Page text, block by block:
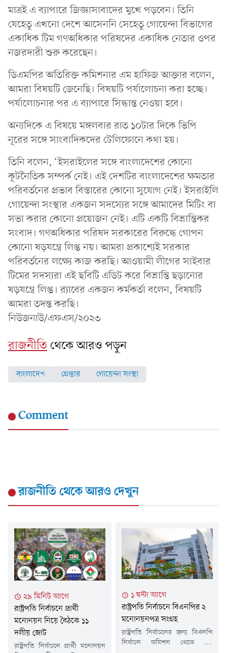
মাত্রই এ ব্যাপারে জিজ্ঞাসাবাদের মুখে পড়বেন। তিনি
যেহেতু এখনো দেশে আসেননি সেহেতু গোয়েন্দা বিভাগের
একাধিক টিম গণঅধিকার পরিষদের একাধিক নেতার ওপর
নজরদারী শুরু করেছেন।
ডিএমপির অতিরিক্ত কমিশনার এম হাফিজ আক্তার বলেন,
আমরা বিষয়টি জেনেছি। বিষয়টি পর্যালোচনা করা হচ্ছে।
পর্যালোচনার পর এ ব্যাপারে সিদ্ধান্ত নেওয়া হবে।
অন্যদিকে এ বিষয়ে মঙ্গলবার রাত ১০টার দিকে ভিপি
নূরের সঙ্গে সাংবাদিকদের টেলিফোনে কথা হয়।
তিনি বলেন, ‘ইসরাইলের সঙ্গে বাংলাদেশের কোনো
কূটনৈতিক সম্পর্ক নেই। এই দেশটির বাংলাদেশের ক্ষমতার
পরিবর্তনের প্রভাব বিস্তারের কোনো সুযোগ নেই। ইসরাইলি
গোয়েন্দা সংস্থার একজন সদস্যের সঙ্গে আমাদের মিটিং বা
সভা করার কোনো প্রয়োজন নেই। এটি একটি বিভ্রান্তিকর
সংবাদ। গণঅধিকার পরিষদ সরকারের বিরুদ্ধে গোপন
কোনো ষড়যন্ত্রে লিপ্ত নয়। আমরা প্রকাশ্যেই সরকার
পরিবর্তনের লক্ষ্যে কাজ করছি। আওয়ামী লীগের সাইবার
টিমের সদস্যরা এই ছবিটি এডিট করে বিভ্রান্তি ছড়ানোর
ষড়যন্ত্রে লিপ্ত। র‌্যাবের একজন কর্মকর্তা বলেন, বিষয়টি
আমরা তদন্ত করছি।
নিউজনাউ/এফএস/২০২৩
রাজনীতিথেকে আরও পড়ুন
বাংলাদেশ গ্রেপ্তার গোয়েন্দা সংস্থা
Comment
রাজনীতিথেকে আরও দেখুন
২৯ মিনিট আগে
রাষ্ট্রপতি নির্বাচনে প্রার্থী
মনোনয়ন নিয়ে বৈঠকে ১১
দলীয় জোট
রাষ্ট্রপতি নির্বাচনে প্রার্থী মনোনয়ন
১ ঘন্টা আগে
রাষ্ট্রপতি নির্বাচনে বিএনপির ২
মনোনয়নপত্র সংগ্রহ
রাষ্ট্রপতি নির্বাচনের জন্য বিএনপি
নির্বাচন কমিশন থেকে দুটি